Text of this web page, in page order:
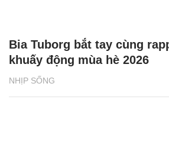
NHỊP SỐNG
Bia Tuborg bắt tay cùng
khuấy động mùa hè 2026